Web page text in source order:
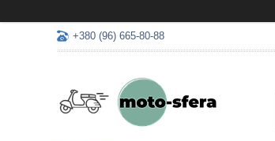
+380 (96) 665-80-88